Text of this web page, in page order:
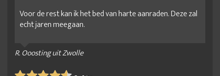
Voor de rest kan ik het bed van harte aanraden. Deze zal
echt jaren meegaan.
R. Ooosting uit Zwolle